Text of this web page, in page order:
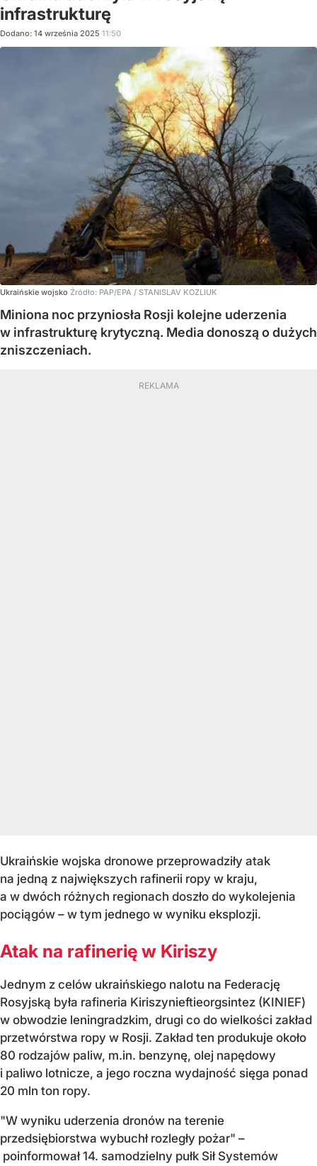
infrastrukturę
Dodano: 14 września 2025 11:50
Ukraińskie wojsko Źródło: PAP/EPA / STANISLAV KOZLIUK
Miniona noc przyniosła Rosji kolejne uderzenia
w infrastrukturę krytyczną. Media donoszą o dużych
zniszczeniach.
Ukraińskie wojska dronowe przeprowadziły atak
na jedną z największych rafinerii ropy w kraju,
a w dwóch różnych regionach doszło do wykolejenia
pociągów – w tym jednego w wyniku eksplozji.
Atak na rafinerię w Kiriszy
Jednym z celów ukraińskiego nalotu na Federację
Rosyjską była rafineria Kiriszynieftieorgsintez (KINIEF)
w obwodzie leningradzkim, drugi co do wielkości zakład
przetwórstwa ropy w Rosji. Zakład ten produkuje około
80 rodzajów paliw, m.in. benzynę, olej napędowy
i paliwo lotnicze, a jego roczna wydajność sięga ponad
20 mln ton ropy.
"W wyniku uderzenia dronów na terenie
przedsiębiorstwa wybuchł rozległy pożar" –
poinformował 14. samodzielny pułk Sił Systemów